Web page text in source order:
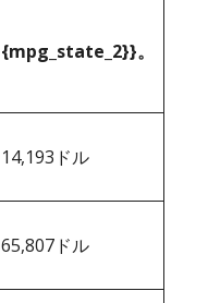
{mpg_state_2}}。
14,193ドル
65,807ドル